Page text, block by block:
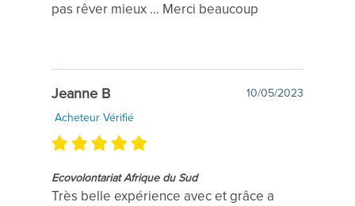
pas rêver mieux ... Merci beaucoup
Jeanne B
10/05/2023
Acheteur Vérifié
Ecovolontariat Afrique du Sud
Très belle expérience avec et grâce a